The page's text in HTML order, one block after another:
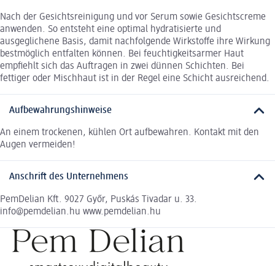
Nach der Gesichtsreinigung und vor Serum sowie Gesichtscreme
anwenden. So entsteht eine optimal hydratisierte und
ausgeglichene Basis, damit nachfolgende Wirkstoffe ihre Wirkung
bestmöglich entfalten können. Bei feuchtigkeitsarmer Haut
empfiehlt sich das Auftragen in zwei dünnen Schichten. Bei
fettiger oder Mischhaut ist in der Regel eine Schicht ausreichend.
Aufbewahrungshinweise
An einem trockenen, kühlen Ort aufbewahren. Kontakt mit den
Augen vermeiden!
Anschrift des Unternehmens
PemDelian Kft. 9027 Győr, Puskás Tivadar u. 33.
info@pemdelian.hu www.pemdelian.hu